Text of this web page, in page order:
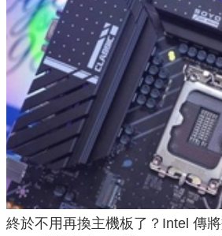
終於不用再換主機板了？Intel 傳